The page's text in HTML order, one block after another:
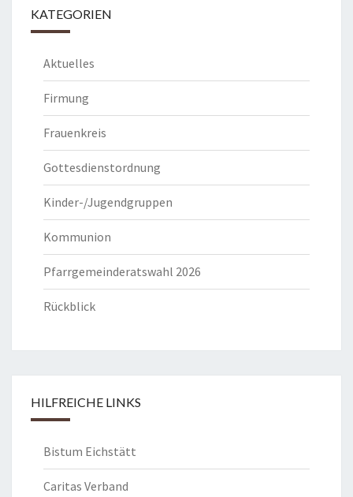
KATEGORIEN
Aktuelles
Firmung
Frauenkreis
Gottesdienstordnung
Kinder-/Jugendgruppen
Kommunion
Pfarrgemeinderatswahl 2026
Rückblick
HILFREICHE LINKS
Bistum Eichstätt
Caritas Verband